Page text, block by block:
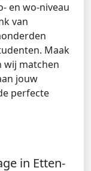
en wo-niveau
van
Maak
wij matchen
jouw
perfecte
in Etten-